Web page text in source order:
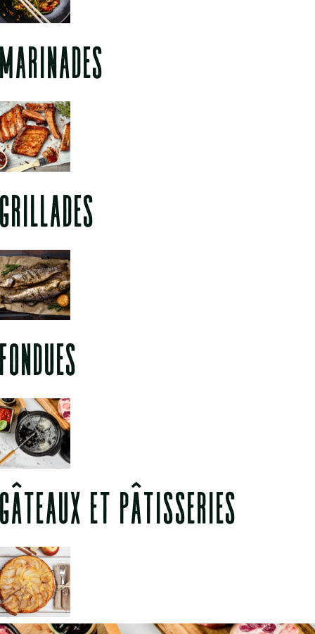
MARINADES
GRILLADES
FONDUES
GÂTEAUX ET PÂTISSERIES